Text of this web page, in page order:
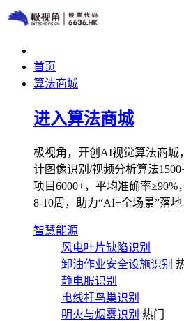
首页
算法商城
进入算法商城
极视角，开创AI视觉算法商城
计图像识别/视频分析算法
项目6000+，平均准确率
8-10周，助力“AI+全场景”落地
智慧能源
风电叶片缺陷识别
卸油作业安全设施识别
静电服识别
电线杆鸟巢识别
明火与烟雾识别 热门